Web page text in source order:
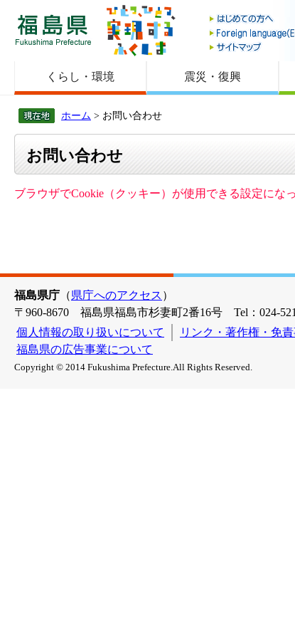
福島県
くらし・環境 震災・復興
ホーム > お問い合わせ
お問い合わせ
ブラウザでCookie（クッキー）が使用できる設定に
福島県庁 （県庁へのアクセス ）
〒960-8670 福島県福島市杉妻町2番16号 Tel：024-
個人情報の取り扱いについて
リンク・著作権・免
福島県の広告事業について
Copyright © 2014 Fukushima Prefecture.All Rights Reserved.